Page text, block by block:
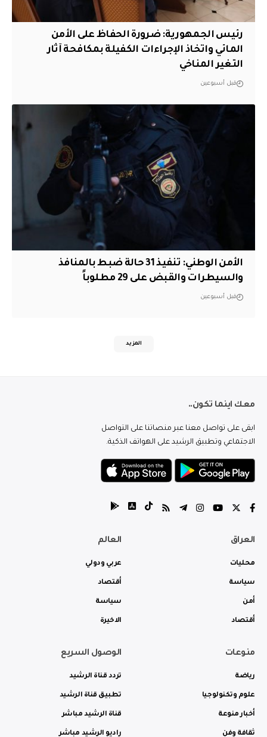
رئيس الجمهورية: ضرورة الحفاظ على الأمن
المائي واتخاذ الإجراءات الكفيلة بمكافحة آثار
التغير المناخي
قبل أسبوعين
الأمن الوطني: تنفيذ 31 حالة ضبط بالمنافذ
والسيطرات والقبض على 29 مطلوباً
قبل أسبوعين
المزيد
معك اينما تكون..
ابقى على تواصل معنا عبر منصاتنا على التواصل
الاجتماعي وتطبيق الرشيد على الهواتف الذكية.
العراق
محليات
سياسة
أمن
أقتصاد
العالم
عربي ودولي
أقتصاد
سياسة
الاخيرة
منوعات
رياضة
علوم وتكنولوجيا
أخبار منوعة
ثقافة وفن
الوصول السريع
تردد قناة الرشيد
تطبيق قناة الرشيد
قناة الرشيد مباشر
راديو الرشيد مباشر